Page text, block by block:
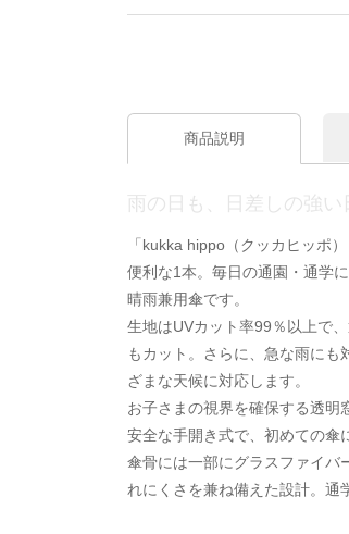
商品説明
雨の日も、日差しの強
「kukka hippo（クッカヒッポ
便利な1本。毎日の通園・通学
晴雨兼用傘です。
生地はUVカット率99％以上で
もカット。さらに、急な雨に
ざまな天候に対応します。
お子さまの視界を確保する透明
安全な手開き式で、初めての傘
傘骨には一部にグラスファイバ
れにくさを兼ね備えた設計。通